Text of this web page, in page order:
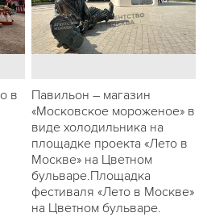
в
Павильон – магазин
«Московское мороженое» в
виде холодильника на
площадке проекта «Лето в
Москве» на Цветном
бульваре.Площадка
фестиваля «Лето в Москве»
на Цветном бульваре.